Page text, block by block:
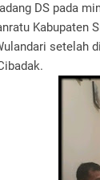
DS pada
Kabupaten
setelah